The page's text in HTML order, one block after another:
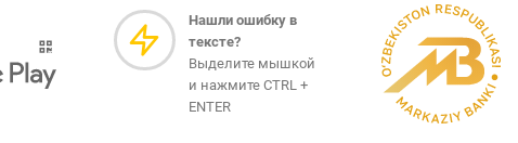
Нашли ошибку в
тексте?
Выделите мышкой
и нажмите CTRL +
ENTER